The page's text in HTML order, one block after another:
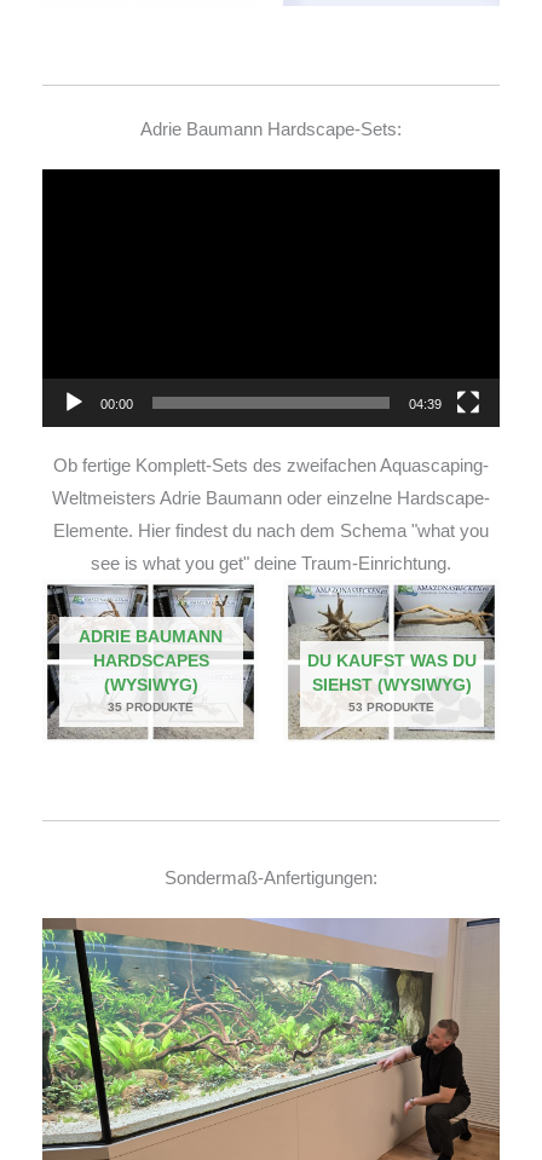
Adrie Baumann Hardscape-Sets:
00:00 04:39
Ob fertige Komplett-Sets des zweifachen Aquascaping-
Weltmeisters Adrie Baumann oder einzelne Hardscape-
Elemente. Hier findest du nach dem Schema "what you
see is what you get" deine Traum-Einrichtung.
ADRIE BAUMANN
HARDSCAPES
(WYSIWYG)
35 PRODUKTE
DU KAUFST WAS DU
SIEHST (WYSIWYG)
53 PRODUKTE
Sondermaß-Anfertigungen: